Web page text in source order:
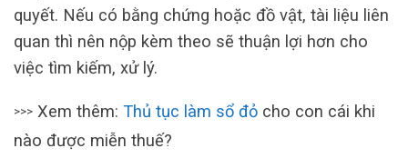
quyết. Nếu có bằng chứng hoặc đồ vật, tài liệu liên
quan thì nên nộp kèm theo sẽ thuận lợi hơn cho
việc tìm kiếm, xử lý.
>>> Xem thêm: Thủ tục làm sổ đỏ cho con cái khi
nào được miễn thuế?